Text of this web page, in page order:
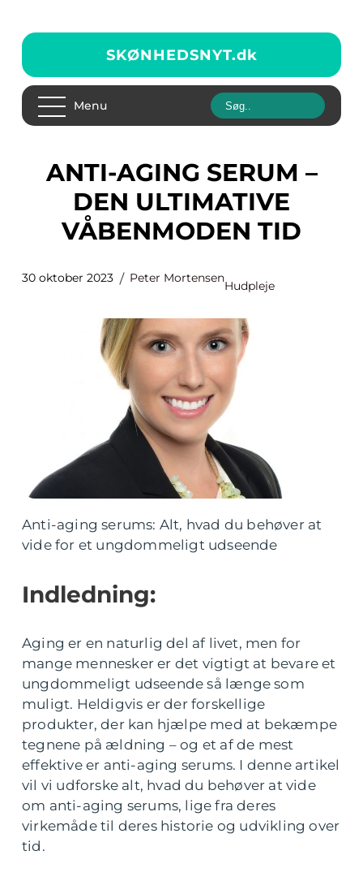
SKØNHEDSNYT.dk
Menu
ANTI-AGING SERUM –
DEN ULTIMATIVE
VÅBENMODEN TID
30 oktober 2023 Peter Mortensen
Hudpleje
Anti-aging serums: Alt, hvad du behøver at
vide for et ungdommeligt udseende
Indledning:
Aging er en naturlig del af livet, men for
mange mennesker er det vigtigt at bevare et
ungdommeligt udseende så længe som
muligt. Heldigvis er der forskellige
produkter, der kan hjælpe med at bekæmpe
tegnene på ældning – og et af de mest
effektive er anti-aging serums. I denne artikel
vil vi udforske alt, hvad du behøver at vide
om anti-aging serums, lige fra deres
virkemåde til deres historie og udvikling over
tid.